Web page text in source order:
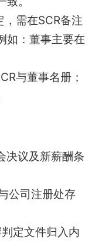
需在SCR备注
如：董事主要在
与董事名册；
决议及新薪酬条
公司注册处存
定文件归入内